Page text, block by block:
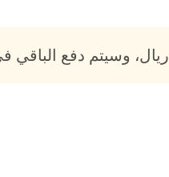
ريال، وسيتم دفع